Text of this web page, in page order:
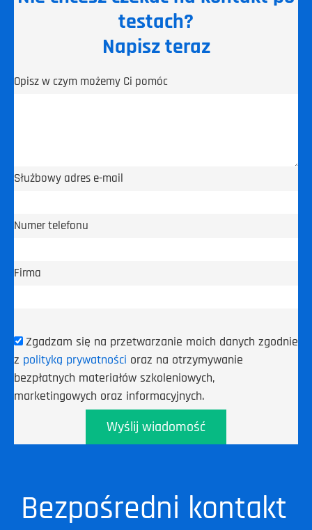
testach?
Napisz teraz
Opisz w czym możemy Ci pomóc
Służbowy adres e-mail
Numer telefonu
Firma
Zgadzam się na przetwarzanie moich danych zgodnie
z polityką prywatności oraz na otrzymywanie
bezpłatnych materiałów szkoleniowych,
marketingowych oraz informacyjnych.
Wyślij wiadomość
Bezpośredni kontakt